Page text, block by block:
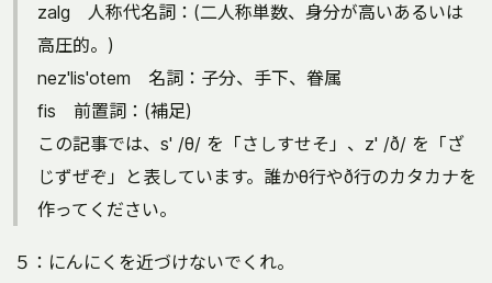
zalg 人称代名詞：(二人称単数、身分が高いあるいは
高圧的。)
nez'lis'otem 名詞：子分、手下、眷属
fis 前置詞：(補足)
この記事では、s' /θ/ を「さしすせそ」、z' /ð/ を「ざ
じずぜぞ」と表しています。誰かθ行やð行のカタカナを
作ってください。
５：にんにくを近づけないでくれ。